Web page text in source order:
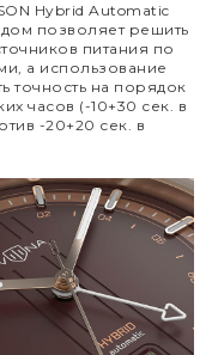
Hybrid Automatic
позволяет решить
питания по
а использование
точность на порядок
часов (-10+30 сек. в
-20+20 сек. в